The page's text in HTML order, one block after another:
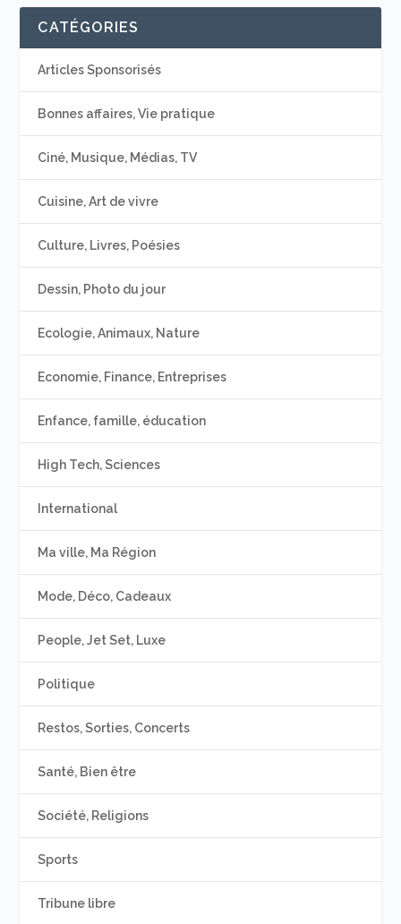
CATÉGORIES
Articles Sponsorisés
Bonnes affaires, Vie pratique
Ciné, Musique, Médias, TV
Cuisine, Art de vivre
Culture, Livres, Poésies
Dessin, Photo du jour
Ecologie, Animaux, Nature
Economie, Finance, Entreprises
Enfance, famille, éducation
High Tech, Sciences
International
Ma ville, Ma Région
Mode, Déco, Cadeaux
People, Jet Set, Luxe
Politique
Restos, Sorties, Concerts
Santé, Bien être
Société, Religions
Sports
Tribune libre